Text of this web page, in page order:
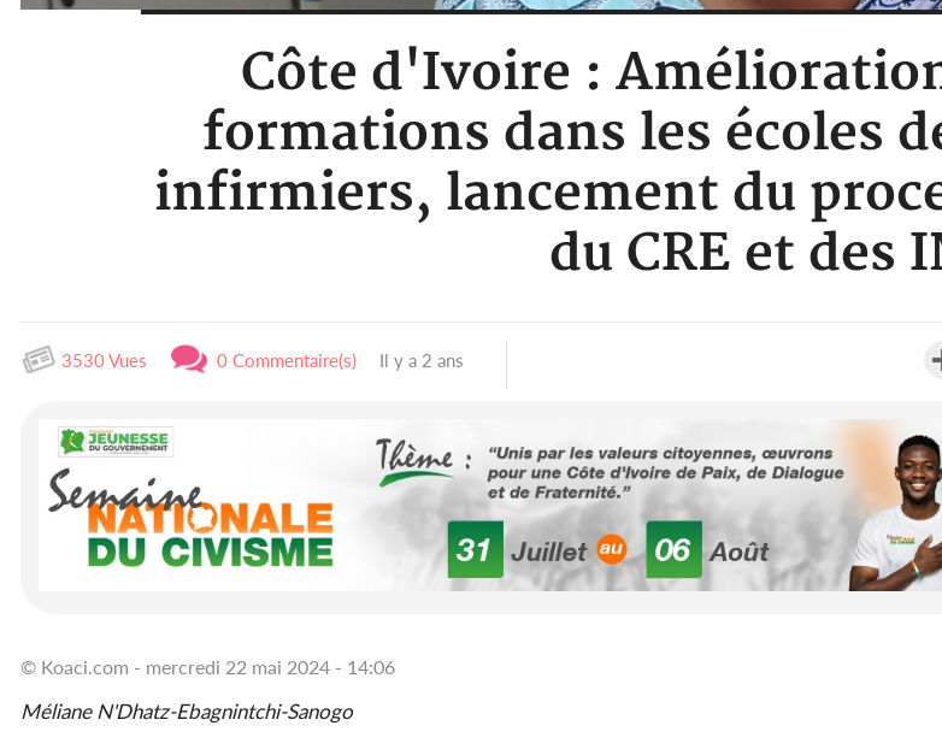
Côte d'Ivoire :
formations dans les écoles
infirmiers, lancement du
du CRE et des
3530 Vues 0 Commentaire(s) Il y a 2 ans
© Koaci.com - mercredi 22 mai 2024 - 14:06
Méliane N'Dhatz-Ebagnintchi-Sanogo